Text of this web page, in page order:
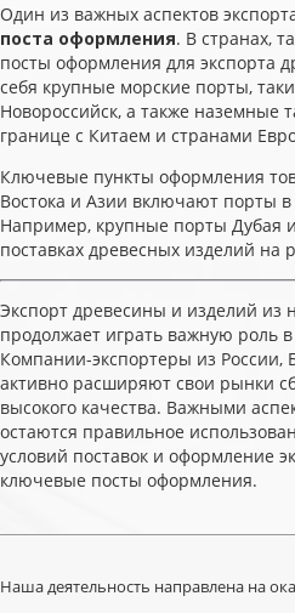
Один из важных аспектов
поста оформления. В странах,
посты оформления для экспорта
себя крупные морские порты,
Новороссийск, а также наземные
границе с Китаем и странами
Ключевые пункты оформления
Востока и Азии включают порты
Например, крупные порты Дубая
поставках древесных изделий на
Экспорт древесины и изделий из
продолжает играть важную роль
Компании-экспортеры из России,
активно расширяют свои рынки
высокого качества. Важными
остаются правильное
условий поставок и оформление
ключевые посты оформления.
Наша деятельность направлена на